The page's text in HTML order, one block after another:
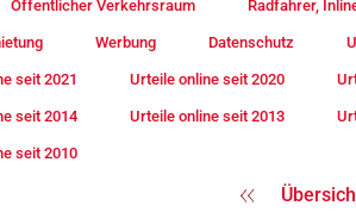
Öffentlicher Verkehrsraum Radfahrer,
Werbung Datenschutz
seit 2021 Urteile online seit 2020
seit 2014 Urteile online seit 2013
seit 2010